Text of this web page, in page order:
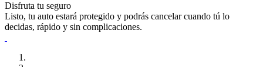
Disfruta tu seguro
Listo, tu auto estará protegido y podrás cancelar cuando tú lo
decidas, rápido y sin complicaciones.